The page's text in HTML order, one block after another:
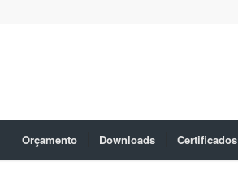
Orçamento Downloads Certificados